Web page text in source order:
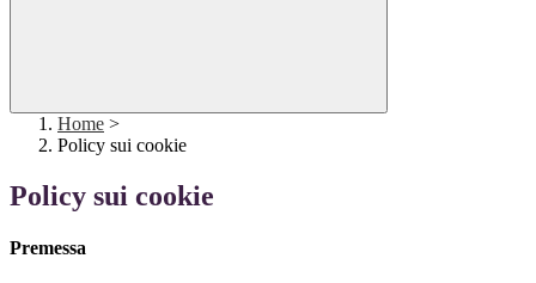
Home >
Policy sui cookie
Policy sui cookie
Premessa